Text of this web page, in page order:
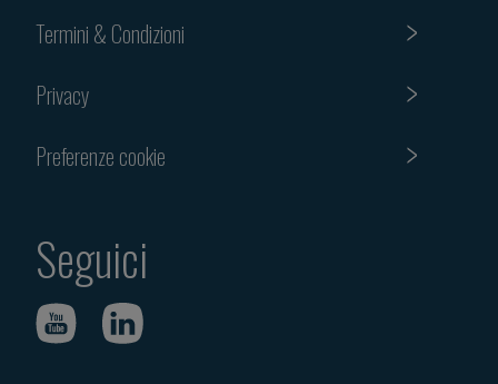
Termini & Condizioni
Privacy
Preferenze cookie
Seguici